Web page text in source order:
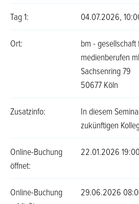
Tag 1: 04.07.2026,
Ort:
bm - gesellschaft
medienberufen
Sachsenring 79
50677 Köln
Zusatzinfo:
In diesem
zukünftigen
Online-Buchung
öffnet:
22.01.2026
Online-Buchung
29.06.2026